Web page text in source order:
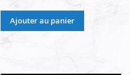
Ajouter au panier